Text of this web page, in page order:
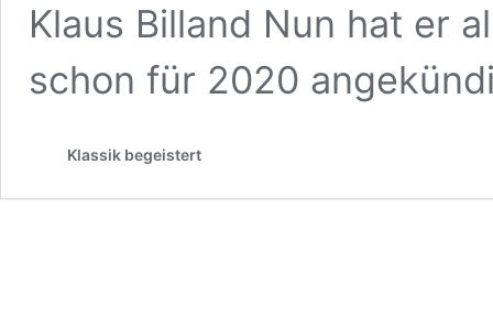
Klaus Billand Nun hat er
schon für 2020
Klassik begeistert